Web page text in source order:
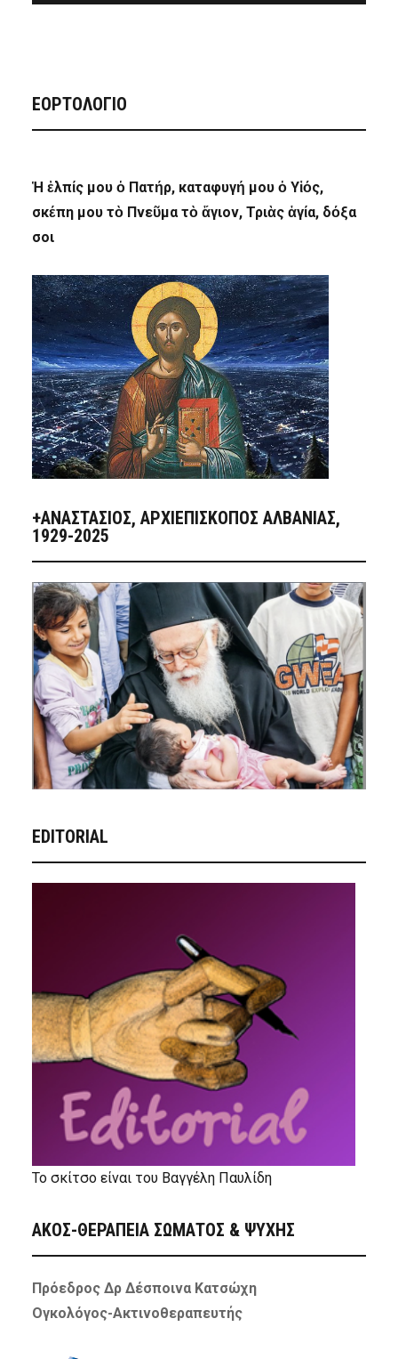
ΕΟΡΤΟΛΟΓΙΟ
Ἡ ἐλπίς μου ὁ Πατήρ, καταφυγή μου ὁ Υἱός,
σκέπη μου τὸ Πνεῦμα τὸ ἅγιον, Τριὰς ἁγία, δόξα
σοι
+ΑΝΑΣΤΆΣΙΟΣ, ΑΡΧΙΕΠΊΣΚΟΠΟΣ ΑΛΒΑΝΊΑΣ,
1929-2025
EDITORIAL
Το σκίτσο είναι του Βαγγέλη Παυλίδη
ΑΚΟΣ-ΘΕΡΑΠΕΙΑ ΣΩΜΑΤΟΣ & ΨΥΧΗΣ
Πρόεδρος Δρ Δέσποινα Κατσώχη
Ογκολόγος-Ακτινοθεραπευτής